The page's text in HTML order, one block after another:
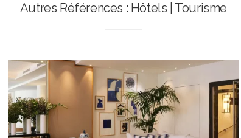
et multi-typologies.
Autres Références : Hôtels | Tourisme